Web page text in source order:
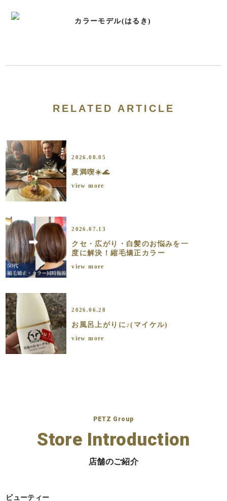
カラーモデル(はるき)
RELATED ARTICLE
2026.08.05
夏満喫☀️🌊
view more
2026.07.13
クセ・広がり・白髪のお悩みを一
度に解決！縮毛矯正カラー
view more
2026.06.28
お風呂上がりに♪(マイケル)
view more
PETZ Group
Store Introduction
店舗のご紹介
ビューティー